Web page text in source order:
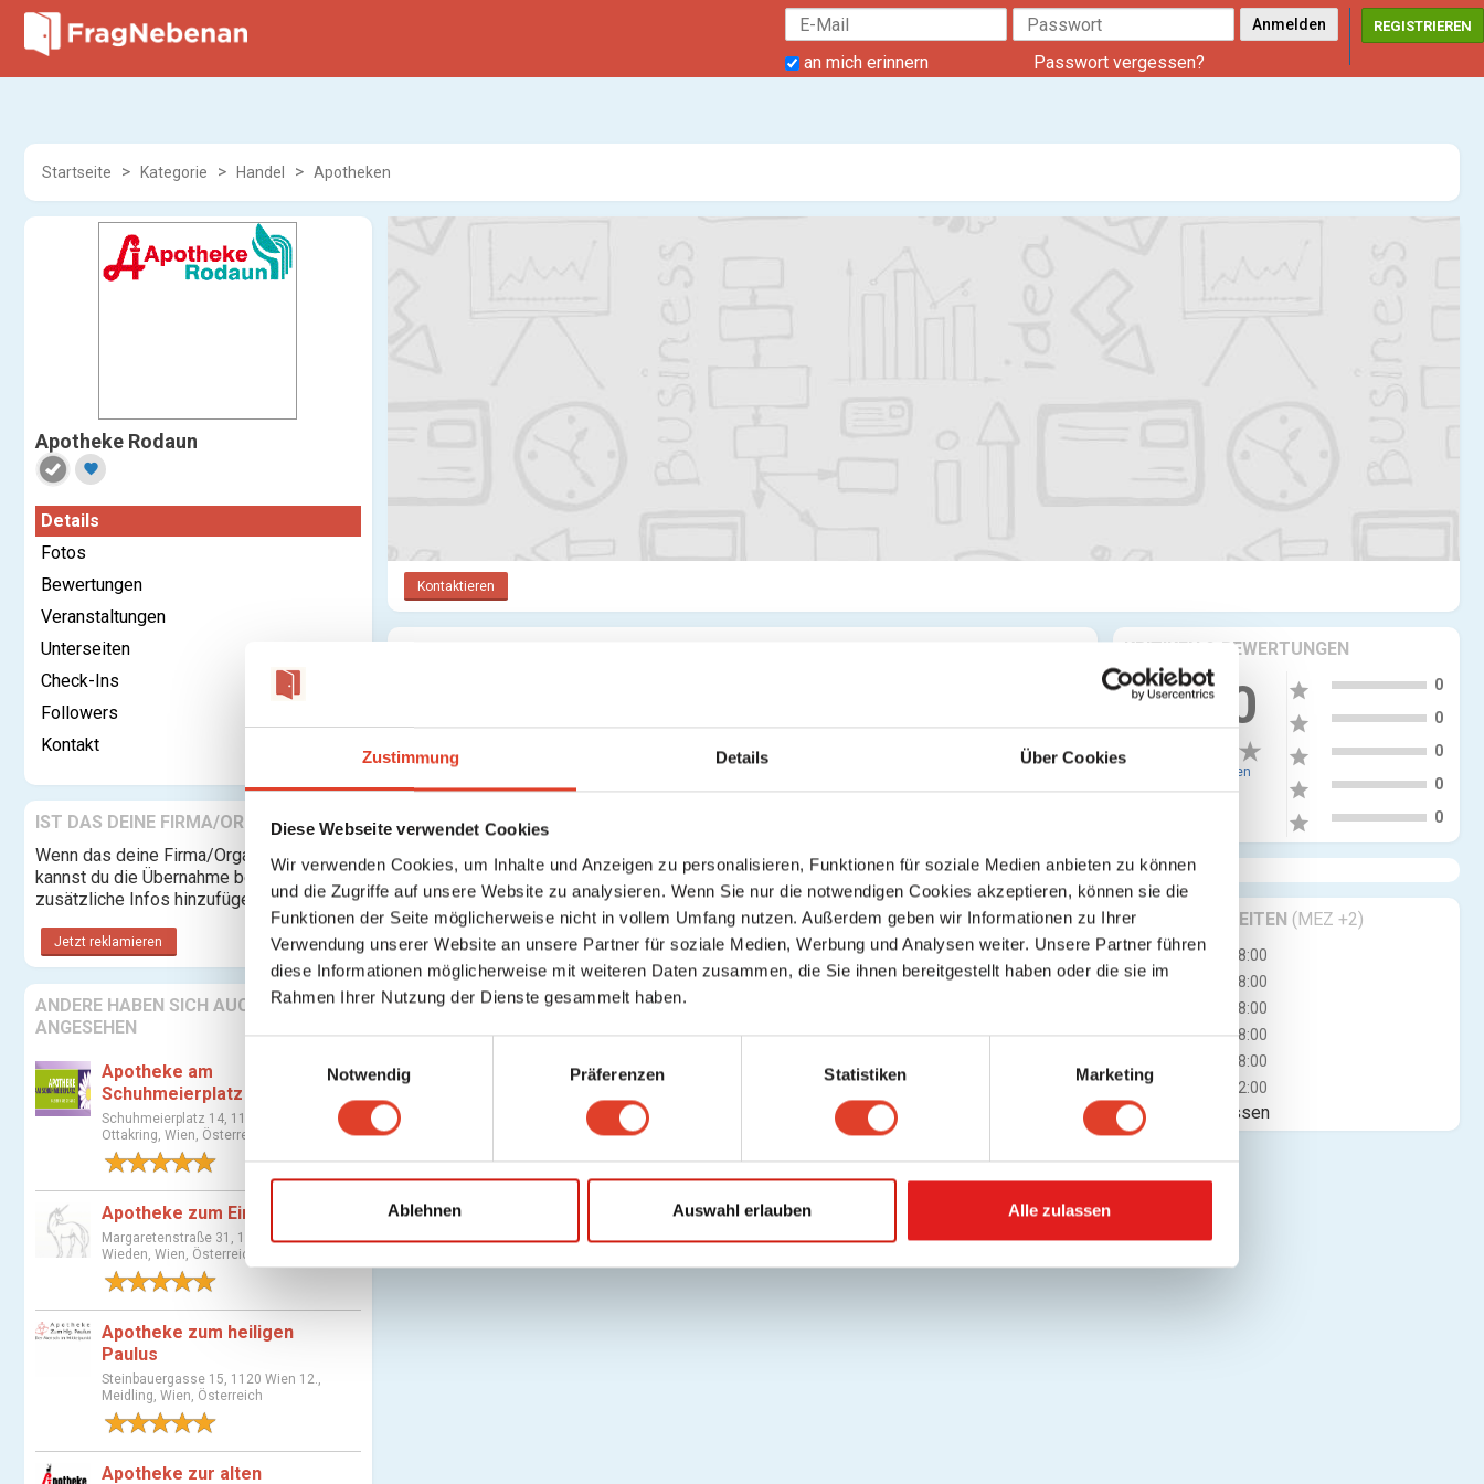
Zustimmung Details Über Cookies
Diese Webseite verwendet Cookies
Wir verwenden Cookies, um Inhalte und Anzeigen zu personalisieren, Funktionen für soziale Medien anbieten zu können
und die Zugriffe auf unsere Website zu analysieren. Wenn Sie nur die notwendigen Cookies akzeptieren, können sie die
Funktionen der Seite möglicherweise nicht in vollem Umfang nutzen. Außerdem geben wir Informationen zu Ihrer
Verwendung unserer Website an unsere Partner für soziale Medien, Werbung und Analysen weiter. Unsere Partner führen
diese Informationen möglicherweise mit weiteren Daten zusammen, die Sie ihnen bereitgestellt haben oder die sie im
Rahmen Ihrer Nutzung der Dienste gesammelt haben.
w
l
g
n
g
a
w
Notwendig Präferenzen Statistiken Marketing
Ablehnen Auswahl erlauben Alle zulassen
an mich erinnern Passwort vergessen?
REGISTRIEREN
Startseite Kategorie Handel Apotheken
Apotheke Rodaun
favorite
Details
Fotos
Bewertungen
Veranstaltungen
Unterseiten
Check-Ins
Followers
Kontakt
IST DAS DEINE FIRMA/ORGANISATION?
Wenn das deine Firma/Organisation ist,
kannst du die Übernahme beantragen und
zusätzliche Infos hinzufügen.
Jetzt reklamieren
ANDERE HABEN SICH AUCH
ANGESEHEN
Apotheke am
Schuhmeierplatz
Schuhmeierplatz 14, 1160 Wien 16.,
Ottakring, Wien, Österreich
1 Bewertung
Apotheke zum Einhorn
Margaretenstraße 31, 1040 Wien 4.,
Wieden, Wien, Österreich
Apotheke zum heiligen
Paulus
Steinbauergasse 15, 1120 Wien 12.,
Meidling, Wien, Österreich
Apotheke zur alten
Kontaktieren
KRITIKEN & BEWERTUNGEN
0.00
0 Bewertungen
star 0
star 0
star 0
star 0
star 0
GESCHÄFTSZEITEN (MEZ +2)
Mo
08:00 - 18:00
Di
08:00 - 18:00
08:00 - 18:00
Do
08:00 - 18:00
08:00 - 18:00
Sa
08:00 - 12:00
Jetzt geschlossen
Adresse: Ketzergasse 368, 1230 Wien 23., Liesing, Wien, Österreich
Es gibt keine neuen Aktivitäten, die angezeigt werden könnten.